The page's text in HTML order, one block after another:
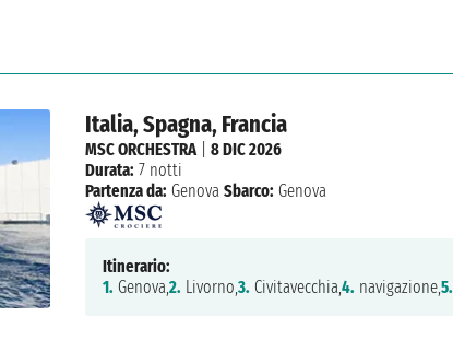
Italia, Spagna, Francia
MSC ORCHESTRA| 8 DIC 2026
Durata: 7 notti
Partenza da: Genova Sbarco: Genova
Itinerario:
1. Genova,2. Livorno,3. Civitavecchia,4. navigazione,5.